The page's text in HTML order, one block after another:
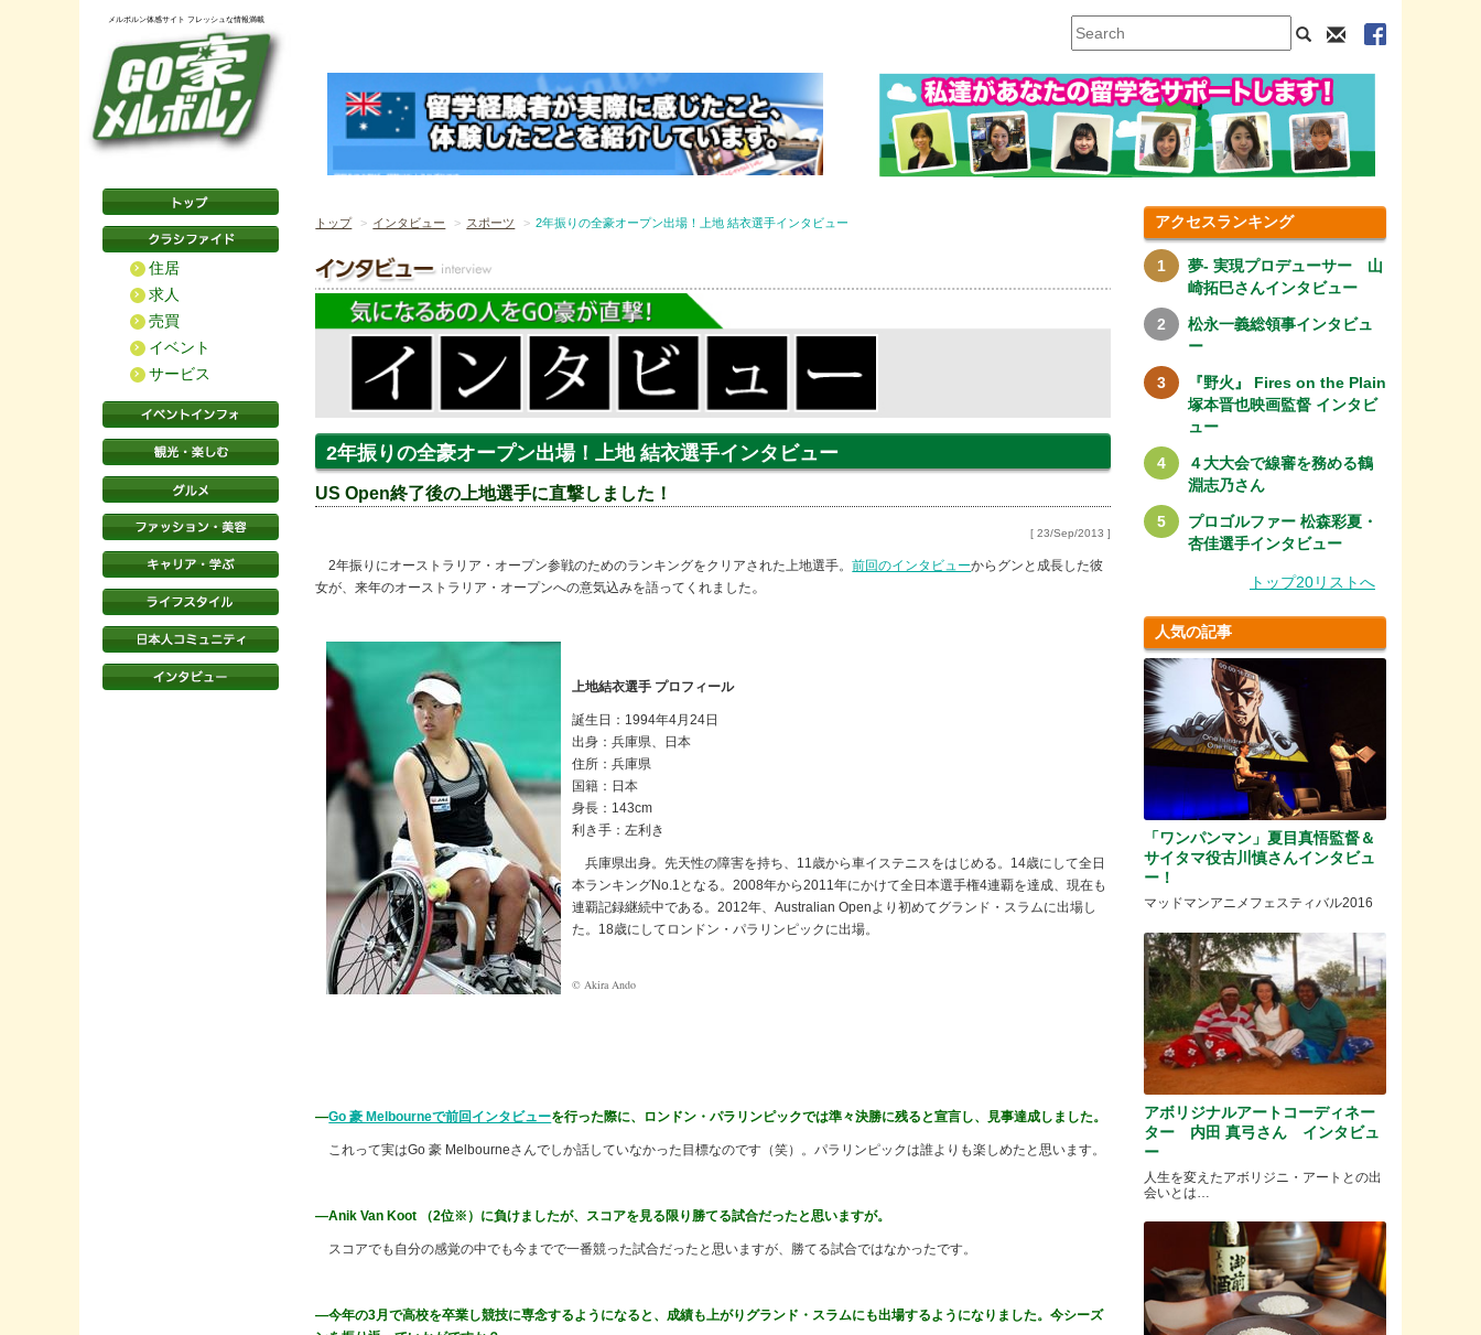
メルボルン体感サイト フレッシュな情報満載
住居
求人
売買
イベント
サービス
トップ インタビュー スポーツ 2年振りの全豪オープン出場！上地 結衣選手インタビュー
2年振りの全豪オープン出場！上地 結衣選手インタビュー
US Open終了後の上地選手に直撃しました！
[ 23/Sep/2013 ]
2年振りにオーストラリア・オープン参戦のためのランキングをクリアされた上地選手。前回のインタビューからグンと成長した彼
女が、来年のオーストラリア・オープンへの意気込みを語ってくれました。
上地結衣選手 プロフィール
誕生日：1994年4月24日
出身：兵庫県、日本
住所：兵庫県
国籍：日本
身長：143cm
利き手：左利き
兵庫県出身。先天性の障害を持ち、11歳から車イステニスをはじめる。14歳にして全日
本ランキングNo.1となる。2008年から2011年にかけて全日本選手権4連覇を達成、現在も
連覇記録継続中である。2012年、Australian Openより初めてグランド・スラムに出場し
た。18歳にしてロンドン・パラリンピックに出場。
© Akira Ando
―Go 豪 Melbourneで前回インタビューを行った際に、ロンドン・パラリンピックでは準々決勝に残ると宣言し、見事達成しました。
これって実はGo 豪 Melbourneさんでしか話していなかった目標なのです（笑）。パラリンピックは誰よりも楽しめたと思います。
―Anik Van Koot （2位※）に負けましたが、スコアを見る限り勝てる試合だったと思いますが。
スコアでも自分の感覚の中でも今までで一番競った試合だったと思いますが、勝てる試合ではなかったです。
―今年の3月で高校を卒業し競技に専念するようになると、成績も上がりグランド・スラムにも出場するようになりました。今シーズ
アクセスランキング
夢- 実現プロデューサー 山
崎拓巳さんインタビュー
松永一義総領事インタビュ
ー
『野火』 Fires on the Plain
塚本晋也映画監督 インタビ
ュー
４大大会で線審を務める鶴
淵志乃さん
プロゴルファー 松森彩夏・
杏佳選手インタビュー
トップ20リストへ
人気の記事
「ワンパンマン」夏目真悟監督＆
サイタマ役古川慎さんインタビュ
ー！
マッドマンアニメフェスティバル2016
アボリジナルアートコーディネー
ター 内田 真弓さん インタビュ
ー
人生を変えたアボリジニ・アートとの出
会いとは…